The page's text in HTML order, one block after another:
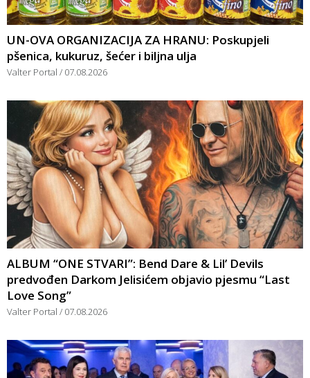
UN-OVA ORGANIZACIJA ZA HRANU: Poskupjeli
pšenica, kukuruz, šećer i biljna ulja
Valter Portal 07.08.2026
ALBUM “ONE STVARI”: Bend Dare & Lil’ Devils
predvođen Darkom Jelisićem objavio pjesmu “Last
Love Song”
Valter Portal 07.08.2026